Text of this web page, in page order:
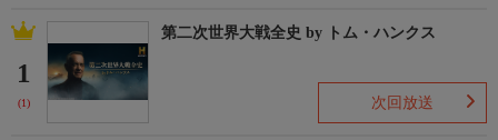
1
(1)
第二次世界大戦全史 by トム・ハンクス
次回放送